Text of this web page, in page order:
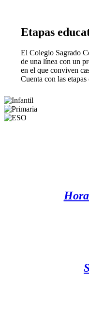
Etapas
El Colegio Sagrado
de una línea con un
en el que conviven
Cuenta con las